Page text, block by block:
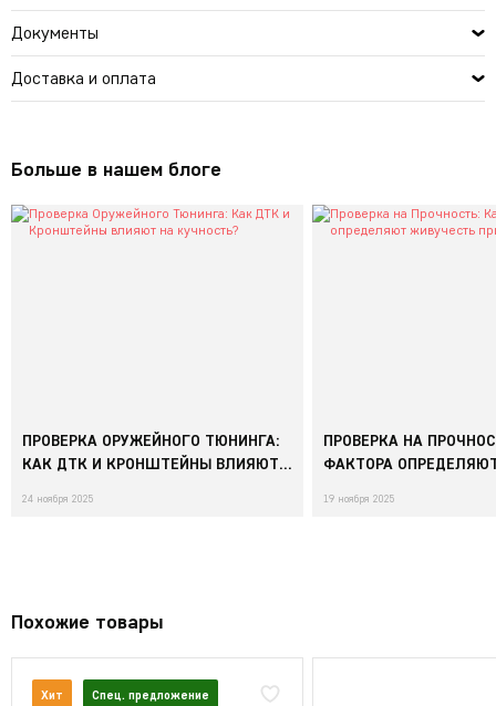
Документы
Доставка и оплата
Больше в нашем блоге
ПРОВЕРКА ОРУЖЕЙНОГО ТЮНИНГА:
КАК ДТК И КРОНШТЕЙНЫ ВЛИЯЮТ
24 ноября 2025
ПРОВЕРКА НА
ФАКТОРА
19 ноября 2025
Похожие товары
Хит Спец. предложение